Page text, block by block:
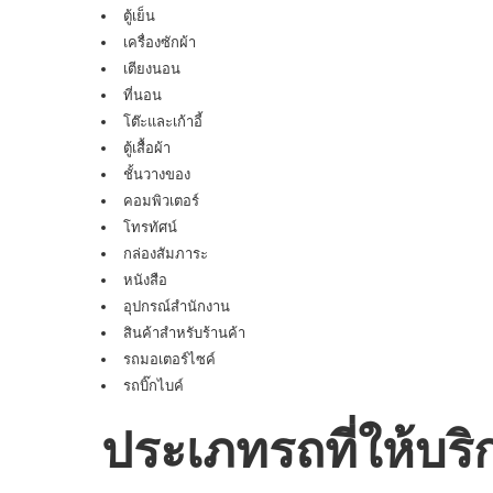
ตู้เย็น
เครื่องซักผ้า
เตียงนอน
ที่นอน
โต๊ะและเก้าอี้
ตู้เสื้อผ้า
ชั้นวางของ
คอมพิวเตอร์
โทรทัศน์
กล่องสัมภาระ
หนังสือ
อุปกรณ์สำนักงาน
สินค้าสำหรับร้านค้า
รถมอเตอร์ไซค์
รถบิ๊กไบค์
ประเภทรถที่ให้บริ